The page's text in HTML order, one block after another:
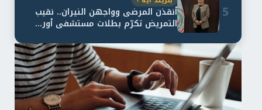
5 أنقذن المرضى وواجهن النيران.. نقيب
التمريض تكرّم بطلات مستشفى أور...